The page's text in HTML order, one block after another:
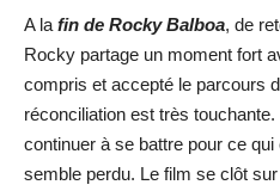
A la fin de Rocky Balboa, de
Rocky partage un moment fort
compris et accepté le parcours
réconciliation est très
continuer à se battre pour ce
semble perdu. Le film se clôt